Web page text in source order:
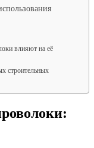
влияют на её
строительных